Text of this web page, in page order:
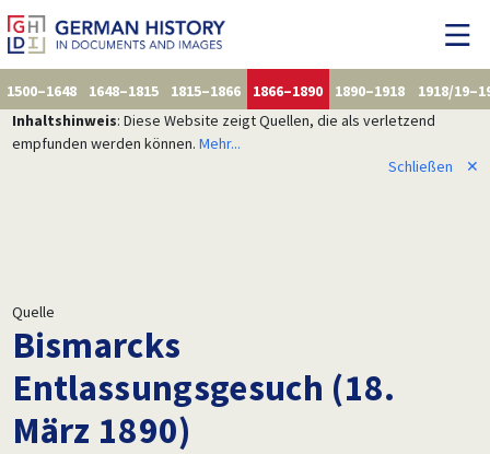
1500–1648 1648–1815 1815–1866 1866–1890 1890–1918
1918/
Inhaltshinweis: Diese Website zeigt Quellen, die als verletzend
empfunden werden können. Mehr...
Schließen
✕
Quelle
Bismarcks
Entlassungsgesuch (18.
März 1890)